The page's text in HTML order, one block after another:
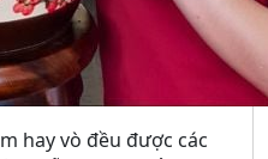
hay vò đều được các